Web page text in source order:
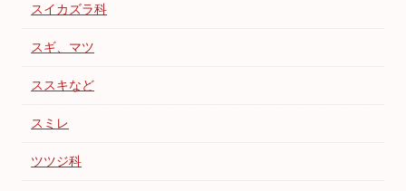
スイカズラ科
スギ、マツ
ススキなど
スミレ
ツツジ科